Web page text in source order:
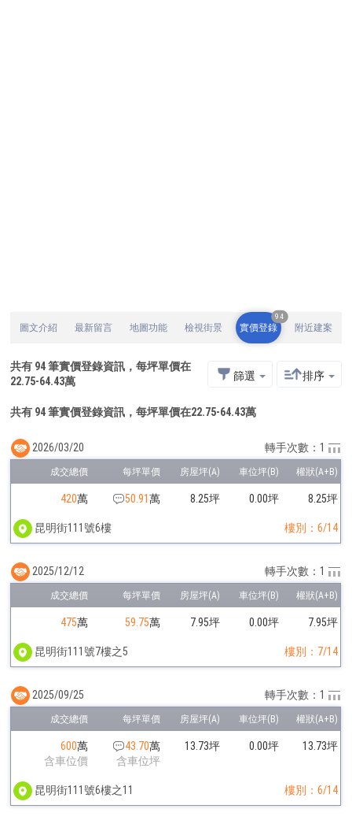
圖文介紹 最新留言 地圖功能 檢視街景 實價登錄
94
附近建案
共有 94筆實價登錄資訊，每坪單價在
22.75-64.43萬 篩選 排序
共有 94 筆實價登錄資訊，每坪單價在22.75-64.43萬
420萬 50.91萬 8.25坪 0.00坪 8.25坪
昆明街111號6樓 樓別：6/14
2026/03/20 轉手次數：1
475萬 59.75萬 7.95坪 0.00坪 7.95坪
昆明街111號7樓之5 樓別：7/14
2025/12/12 轉手次數：1
600萬
含車位價
43.70萬
含車位坪
13.73坪 0.00坪 13.73坪
昆明街111號6樓之11 樓別：6/14
2025/09/25 轉手次數：1